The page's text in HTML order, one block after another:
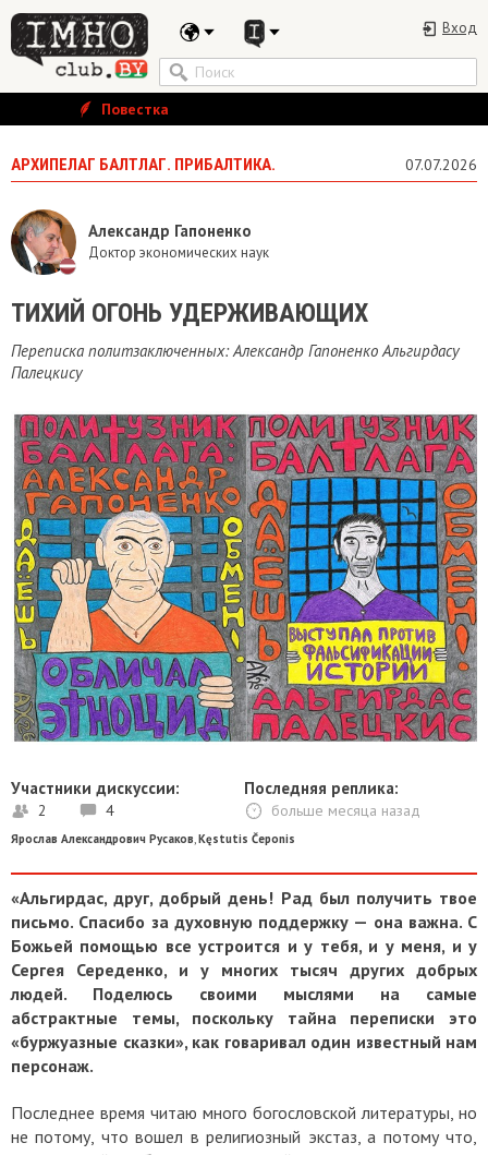
Вход
Повестка
АРХИПЕЛАГ БАЛТЛАГ. ПРИБАЛТИКА. 07.07.2026
Александр Гапоненко
Доктор экономических наук
ТИХИЙ ОГОНЬ УДЕРЖИВАЮЩИХ
Переписка политзаключенных: Александр Гапоненко Альгирдасу
Палецкису
Участники дискуссии:
2 4
Последняя реплика:
больше месяца назад
Ярослав Александрович Русаков Kęstutis Čeponis
«Альгирдас, друг, добрый день! Рад был получить твое
письмо. Спасибо за духовную поддержку — она важна. С
Божьей помощью все устроится и у тебя, и у меня, и у
Сергея Середенко, и у многих тысяч других добрых
людей. Поделюсь своими мыслями на самые
абстрактные темы, поскольку тайна переписки это
«буржуазные сказки», как говаривал один известный нам
персонаж.
Последнее время читаю много богословской литературы, но
не потому, что вошел в религиозный экстаз, а потому что,